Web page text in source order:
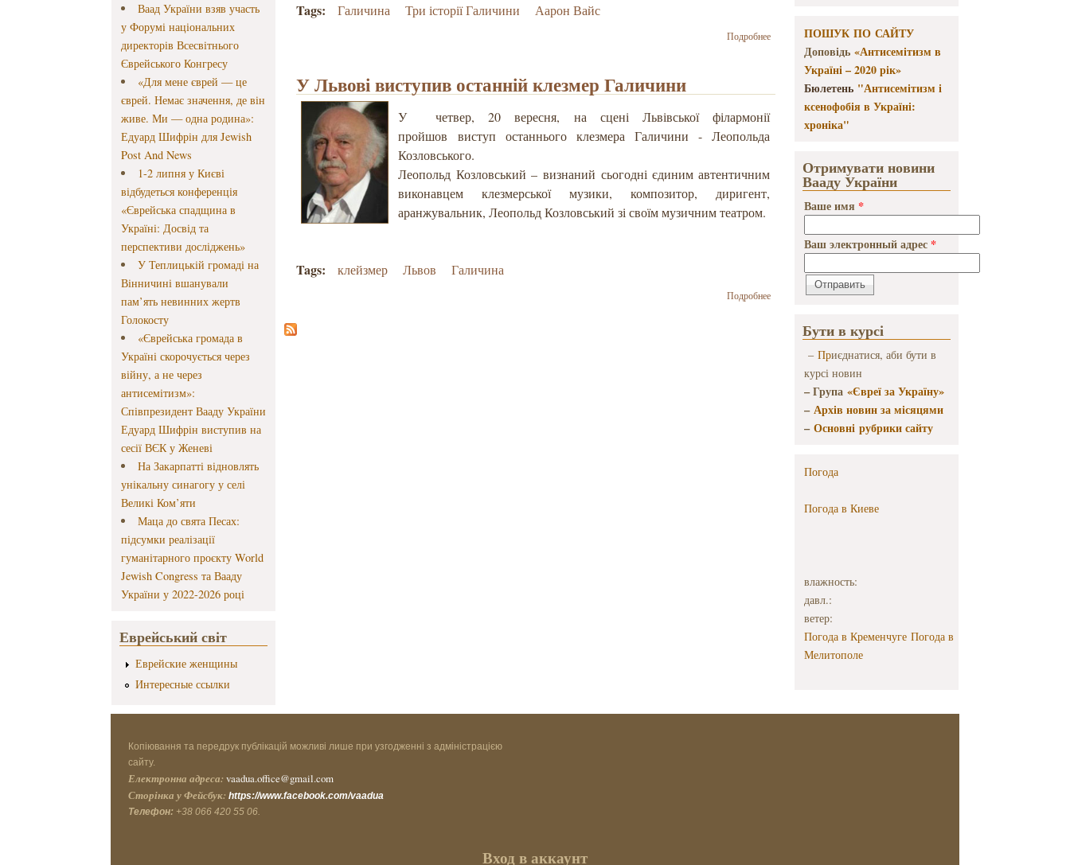
Ваад України взяв участь
у Форумі національних
директорів Всесвітнього
Єврейського Конгресу
«Для мене єврей — це
єврей. Немає значення, де він
живе. Ми — одна родина»:
Едуард Шифрін для Jewish
Post And News
1-2 липня у Києві
відбудеться конференція
«Єврейська спадщина в
Україні: Досвід та
перспективи досліджень»
У Теплицькій громаді на
Вінничині вшанували
пам’ять невинних жертв
Голокосту
«Єврейська громада в
Україні скорочується через
війну, а не через
антисемітизм»:
Співпрезидент Вааду України
Едуард Шифрін виступив на
сесії ВЄК у Женеві
На Закарпатті відновлять
унікальну синагогу у селі
Великі Ком’яти
Маца до свята Песах:
підсумки реалізації
гуманітарного проєкту World
Jewish Congress та Вааду
України у 2022-2026 році
Еврейський світ
Еврейские женщины
Интересные ссылки
Tags: Галичина Три історії Галичини Аарон Вайс
Подробнеео
Галичини
У Львові виступив останній клезмер Галичини
У четвер, 20 вересня, на сцені Львівської філармонії
пройшоввиступ останнього клезмера Галичини - Леопольда
Козловського.
Леопольд Козловський –визнаний сьогодні єдиним автентичним
виконавцем клезмерської музики, композитор, диригент,
аранжувальник, Леопольд Козловський зі своїм музичним театром.
Tags: клейзмер Львов Галичина
Подробнеео У
останній
ПОШУК ПО САЙТУ
Доповідь «Антисемітизм в
Україні – 2020 рік»
Бюлетень "Антисемітизм і
ксенофобія в Україні:
хроніка"
Отримувати новини
Вааду України
Ваше имя *
Ваш электронный адрес *
Бути в курсі
– Приєднатися, аби бути в
курсі новин
– Група «Євреї за Україну»
–Архів новин за місяцями
–Основні рубрики сайту
Погода
Погода в Киеве
влажность:
давл.:
ветер:
Погода в Кременчуге Погода в
Мелитополе
Копіювання та передрук публікацій можливі лише при узгодженні з адміністрацією
сайту.
Електронна адреса: vaadua.office@gmail.com
Сторінка у Фейсбук: https://www.facebook.com/vaadua
Телефон: +38 066 420 55 06.
Вход в аккаунт